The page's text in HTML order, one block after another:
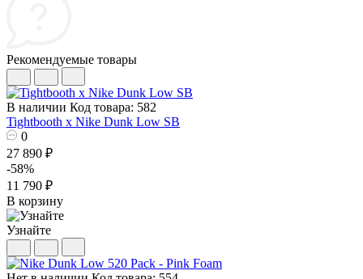
Рекомендуемые товары
В наличии Код товара: 582
Tightbooth x Nike Dunk Low SB
0
27 890 ₽
-58%
11 790 ₽
В корзину
Узнайте